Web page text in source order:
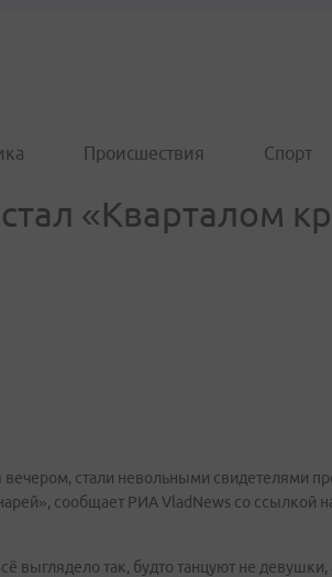
Происшествия Спорт
«Кварталом
стали невольными свидетелями
сообщает РИА VladNews со ссылкой
так, будто танцуют не девушки,